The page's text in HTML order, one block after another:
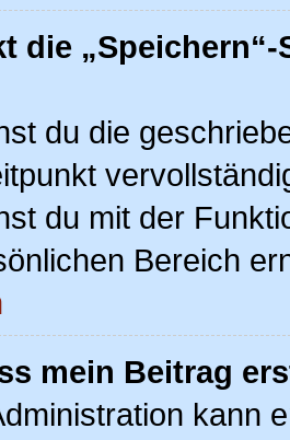
die
du die
du mit der
Bereich
mein Beitrag
kann